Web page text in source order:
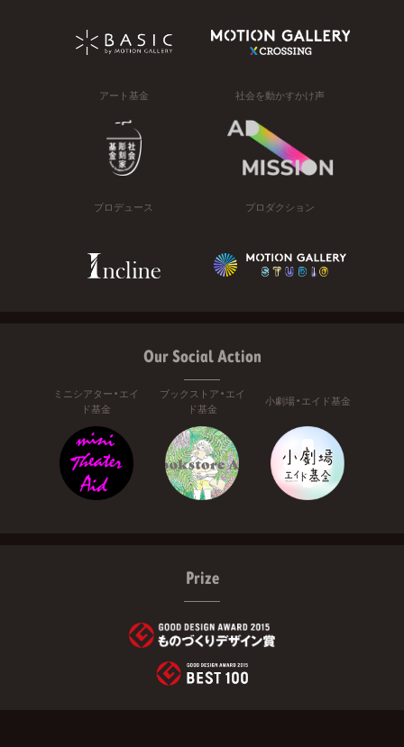
アート基金 社会を動かすかけ声
プロデュース プロダクション
Our Social Action
ミニシアター・エイ
ド基金
ブックストア・エイ
ド基金
小劇場・エイド基金
Prize